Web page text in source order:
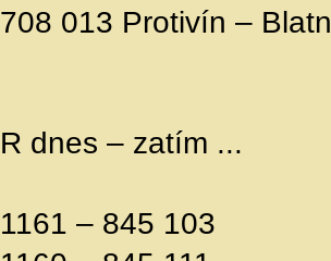
708 013 Protivín –
R dnes – zatím ...
1161 – 845 103